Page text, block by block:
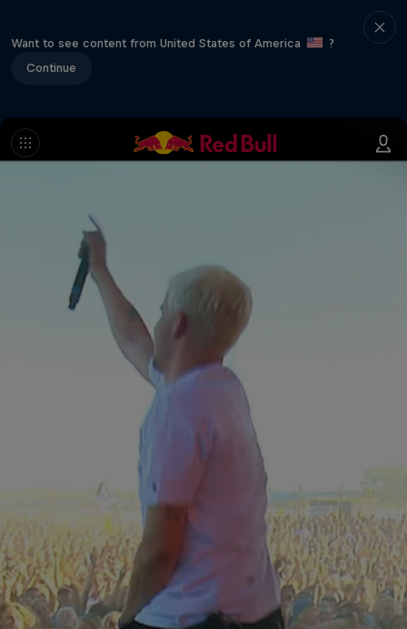
Want to see content from United States of America
?
Continue